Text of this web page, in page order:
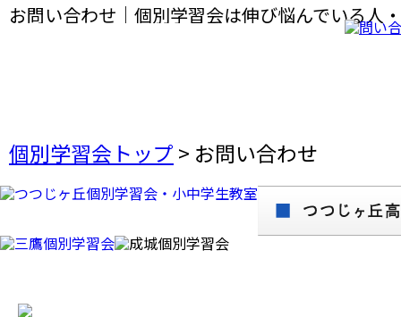
お問い合わせ｜個別学習会は伸び悩んでいる人
格に導くことが得意なプロの個別指導塾です。
個別学習会トップ > お問い合わせ